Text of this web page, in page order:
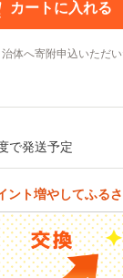
体へ寄附申込いただ
で発送予定
ント増やしてふる